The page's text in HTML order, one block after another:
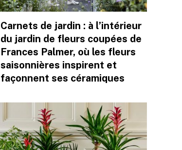
Carnets de jardin : à l’intérieur
du jardin de fleurs coupées de
Frances Palmer, où les fleurs
saisonnières inspirent et
façonnent ses céramiques